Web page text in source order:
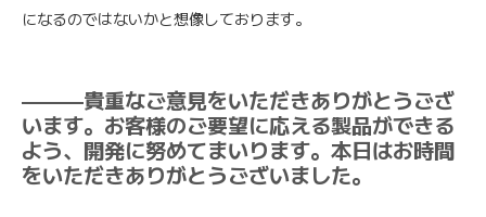
になるのではないかと想像しております。
———貴重なご意見をいただきありがとうござ
います。お客様のご要望に応える製品ができる
よう、開発に努めてまいります。本日はお時間
をいただきありがとうございました。